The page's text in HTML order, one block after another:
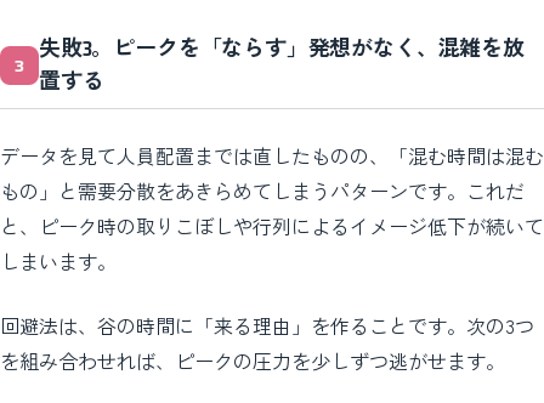
失敗3。ピークを「ならす」発想がなく、混雑を放
置する
データを見て人員配置までは直したものの、「混む時間は混む
もの」と需要分散をあきらめてしまうパターンです。これだ
と、ピーク時の取りこぼしや行列によるイメージ低下が続いて
しまいます。
回避法は、谷の時間に「来る理由」を作ることです。次の3つ
を組み合わせれば、ピークの圧力を少しずつ逃がせます。